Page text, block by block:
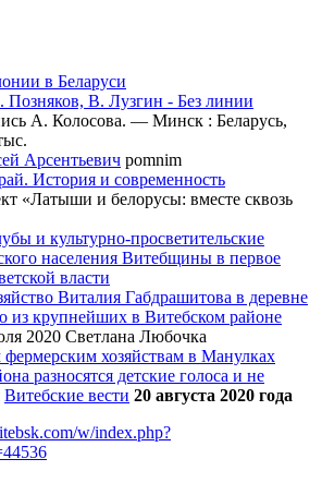
в Беларуси
В. Лузгин - Без линии
А. Колосова. — Минск : Беларусь,
Арсентьевич pomnim
История и современность
«Латыши и белорусы: вместе сквозь
и культурно-просветительские
населения Витебщины в первое
власти
Виталия Габдрашитова в деревне
из крупнейших в Витебском районе
2020 Светлана Любочка
фермерским хозяйствам в Манулках
разносятся детские голоса и не
Витебские вести 20 августа 2020 года
w/index.php?